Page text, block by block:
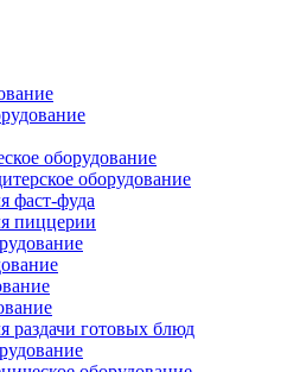
оборудование
оборудование
фаст-фуда
пиццерии
раздачи готовых блюд